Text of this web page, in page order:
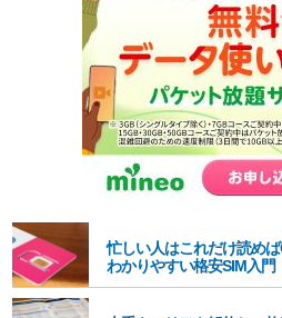
忙しい人はこれだけ読めば
わかりやすい格安SIM入門